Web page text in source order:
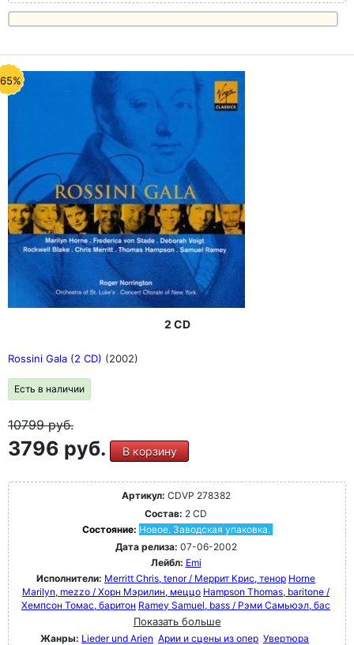
2 CD
Rossini Gala (2 CD) (2002)
Есть в наличии
10799руб.
3796 руб. В корзину
Артикул: CDVP 278382
Состав: 2 CD
Состояние: Новое. Заводская упаковка.
Дата релиза: 07-06-2002
Лейбл: Emi
Исполнители: Merritt Chris, tenor / Меррит Крис, тенор Horne
Marilyn, mezzo / Хорн Мэрилин, меццо Hampson Thomas, baritone /
Хемпсон Томас, баритон Ramey Samuel, bass / Рэми Самьюэл, бас
Показать больше
Жанры: Lieder und Arien Арии и сцены из опер Увертюра